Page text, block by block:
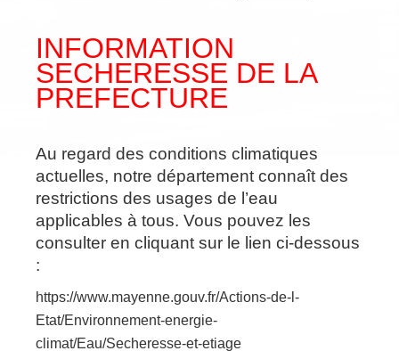
INFORMATION
SECHERESSE DE LA
PREFECTURE
Au regard des conditions climatiques
actuelles, notre département connaît des
restrictions des usages de l’eau
applicables à tous. Vous pouvez les
consulter en cliquant sur le lien ci-dessous
:
https://www.mayenne.gouv.fr/Actions-de-l-
Etat/Environnement-energie-
climat/Eau/Secheresse-et-etiage